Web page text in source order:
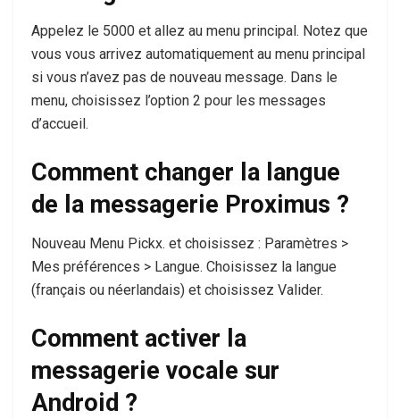
Appelez le 5000 et allez au menu principal. Notez que
vous vous arrivez automatiquement au menu principal
si vous n’avez pas de nouveau message. Dans le
menu, choisissez l’option 2 pour les messages
d’accueil.
Comment changer la langue
de la messagerie Proximus ?
Nouveau Menu Pickx. et choisissez : Paramètres >
Mes préférences > Langue. Choisissez la langue
(français ou néerlandais) et choisissez Valider.
Comment activer la
messagerie vocale sur
Android ?